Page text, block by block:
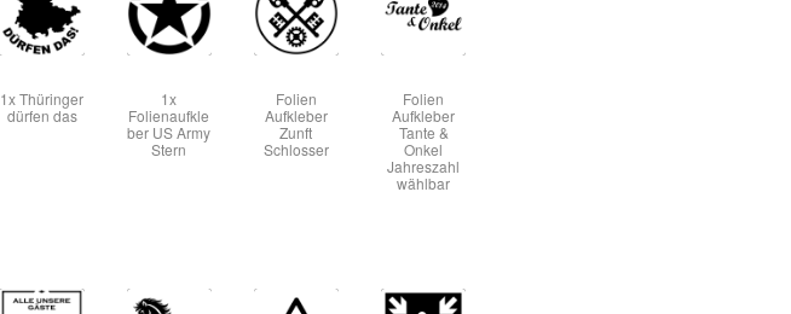
1x Thüringer
dürfen das
1x
Folienaufkle
ber US Army
Stern
Folien
Aufkleber
Zunft
Schlosser
Folien
Aufkleber
Tante &
Onkel
Jahreszahl
wählbar